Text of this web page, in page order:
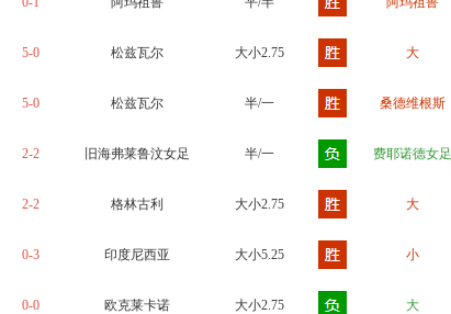
5-0 松兹瓦尔 大小2.75 大
5-0 松兹瓦尔 半/一 桑德维根斯
2-2 旧海弗莱鲁汶女足 半/一 费耶诺德女足
2-2 格林古利 大小2.75 大
0-3 印度尼西亚 大小5.25 小
0-0 欧克莱卡诺 大小2.75 大